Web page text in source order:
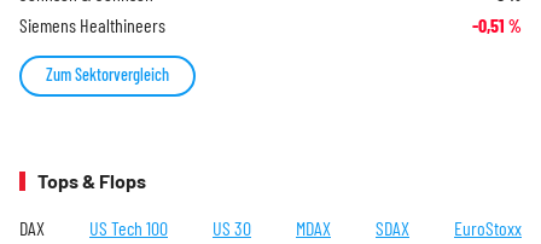
Siemens Healthineers -0,51 %
Zum Sektorvergleich
Tops & Flops
DAX US Tech 100 US 30 MDAX SDAX EuroStoxx